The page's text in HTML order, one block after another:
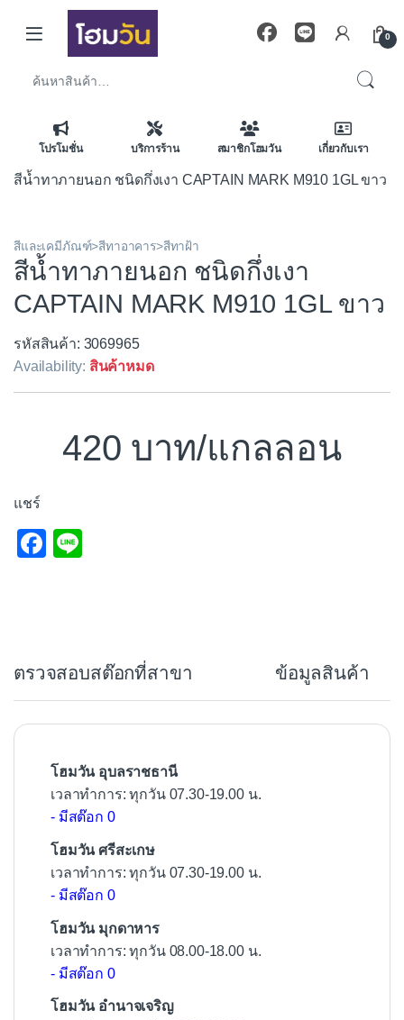
Skip to navigation
Skip to content
0
โปรโมชั่น บริการร้าน สมาชิกโฮมวัน เกี่ยวกับเรา
สีน้ำทาภายนอก ชนิดกึ่งเงา CAPTAIN MARK M910 1GL ขาว
สีและเคมีภัณฑ์>สีทาอาคาร>สีทาฝ้า
สีน้ำทาภายนอก ชนิดกึ่งเงา
CAPTAIN MARK M910 1GL ขาว
รหัสสินค้า: 3069965
Availability: สินค้าหมด
420 /แกลลอน
แชร์
F
o
o
ตรวจสอบสต๊อกที่สาขา ข้อมูลสินค้า
โฮมวัน อุบลราชธานี
เวลาทำการ: ทุกวัน 07.30-19.00 น.
- มีสต๊อก 0
โฮมวัน ศรีสะเกษ
เวลาทำการ: ทุกวัน 07.30-19.00 น.
- มีสต๊อก 0
โฮมวัน มุกดาหาร
เวลาทำการ: ทุกวัน 08.00-18.00 น.
- มีสต๊อก 0
โฮมวัน อำนาจเจริญ